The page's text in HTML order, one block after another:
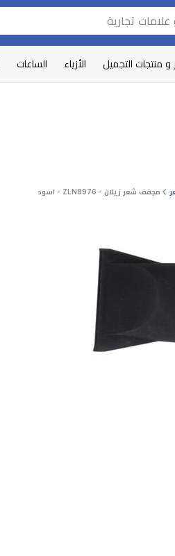
و منتجات التجميل الأزياء الساعات
مجفف شعر زيلان - ZLN8976 - اسود